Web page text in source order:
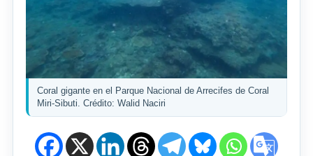
Coral gigante en el Parque Nacional de Arrecifes de Coral
Miri-Sibuti. Crédito: Walid Naciri